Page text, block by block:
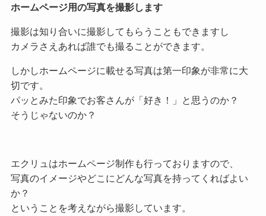
ホームページ用の写真を撮影します
撮影は知り合いに撮影してもらうこともできますし
カメラさえあれば誰でも撮ることができます。
しかしホームページに載せる写真は第一印象が非常に大
切です。
パッとみた印象でお客さんが「好き！」と思うのか？
そうじゃないのか？
エクリュはホームページ制作も行っておりますので、
写真のイメージやどこにどんな写真を持ってくればよい
か？
ということを考えながら撮影しています。